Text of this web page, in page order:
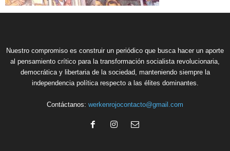
Nuestro compromiso es construir un periódico que busca hacer un aporte
al pensamiento crítico para la transformación socialista revolucionaria,
democrática y libertaria de la sociedad, manteniendo siempre la
independencia política respecto a las élites dominantes.
Contáctanos: werkenrojocontacto@gmail.com